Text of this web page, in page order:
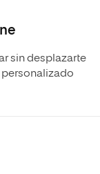
sin desplazarte